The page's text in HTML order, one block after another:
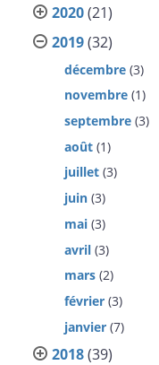
2020(21)
2019(32)
décembre (3)
novembre (1)
septembre (3)
août (1)
juillet (3)
juin (3)
mai (3)
avril (3)
mars (2)
février (3)
janvier (7)
2018(39)